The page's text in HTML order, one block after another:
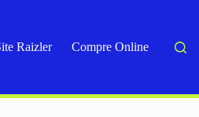
Raizler Compre Online